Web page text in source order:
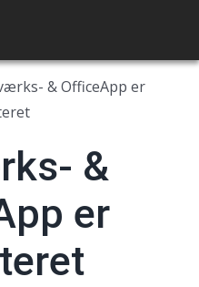
& OfficeApp er
&
er